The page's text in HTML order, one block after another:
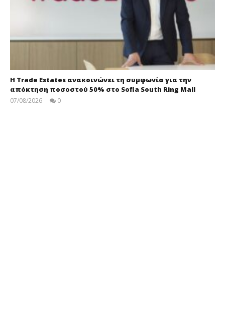
Η Trade Estates ανακοινώνει τη συμφωνία για την
απόκτηση ποσοστού 50% στο Sofia South Ring Mall
07/08/2026 0